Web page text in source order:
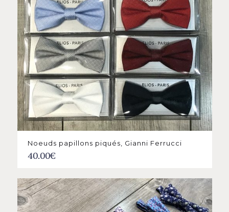
Noeuds papillons piqués, Gianni Ferrucci
40.00€